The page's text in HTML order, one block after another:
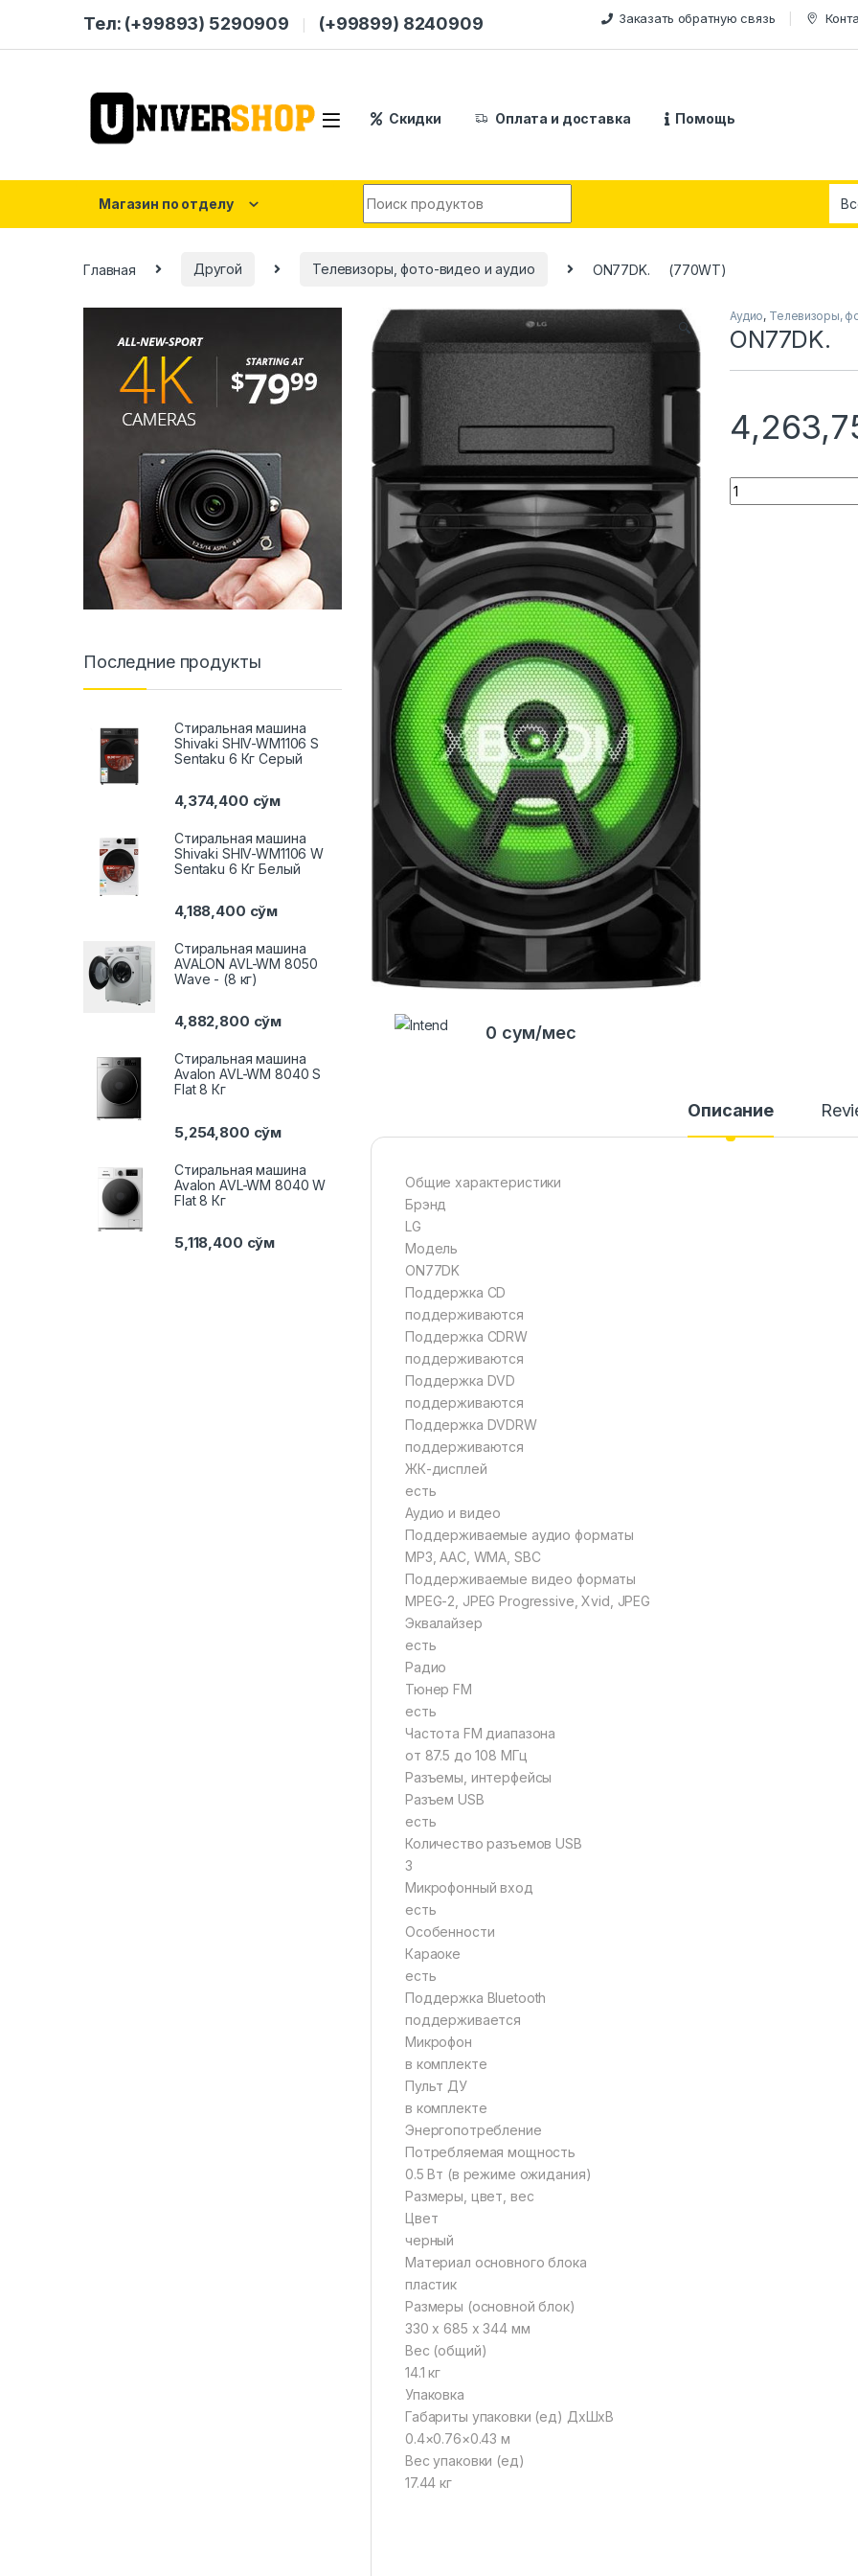
Тел: (+99893) 5290909 (+99899) 8240909 Заказать обратную связь
Скидки Оплата и доставка Помощь
Магазин по отделу
Главная Другой Телевизоры, фото-видео и аудио ON77DK. (770WT)
🔍
Аудио, Телевизоры,
ON77DK.
Quantity
0 сум/мес
Описание
Общие характеристики
Брэнд
LG
Модель
ON77DK
Поддержка CD
поддерживаются
Поддержка CDRW
поддерживаются
Поддержка DVD
поддерживаются
Поддержка DVDRW
поддерживаются
ЖК-дисплей
есть
Аудио и видео
Поддерживаемые аудио форматы
MP3, AAC, WMA, SBC
Поддерживаемые видео форматы
MPEG-2, JPEG Progressive, Xvid, JPEG
Эквалайзер
есть
Радио
Тюнер FM
есть
Частота FM диапазона
от 87.5 до 108 МГц
Разъемы, интерфейсы
Разъем USB
есть
Количество разъемов USB
3
Микрофонный вход
есть
Особенности
Караоке
есть
Поддержка Bluetooth
поддерживается
Микрофон
в комплекте
Пульт ДУ
в комплекте
Энергопотребление
Потребляемая мощность
0.5 Вт (в режиме ожидания)
Размеры, цвет, вес
Цвет
черный
Материал основного блока
пластик
Размеры (основной блок)
330 х 685 х 344 мм
Вес (общий)
14.1 кг
Упаковка
Габариты упаковки (ед) ДхШхВ
0.4×0.76×0.43 м
Вес упаковки (ед)
17.44 кг
Последние продукты
Стиральная машина
Shivaki SHIV-WM1106 S
Sentaku 6 Кг Серый
4,374,400 сўм
Стиральная машина
Shivaki SHIV-WM1106 W
Sentaku 6 Кг Белый
4,188,400 сўм
Стиральная машина
AVALON AVL-WM 8050
Wave - (8 кг)
4,882,800 сўм
Стиральная машина
Avalon AVL-WM 8040 S
Flat 8 Кг
5,254,800 сўм
Стиральная машина
Avalon AVL-WM 8040 W
Flat 8 Кг
5,118,400 сўм